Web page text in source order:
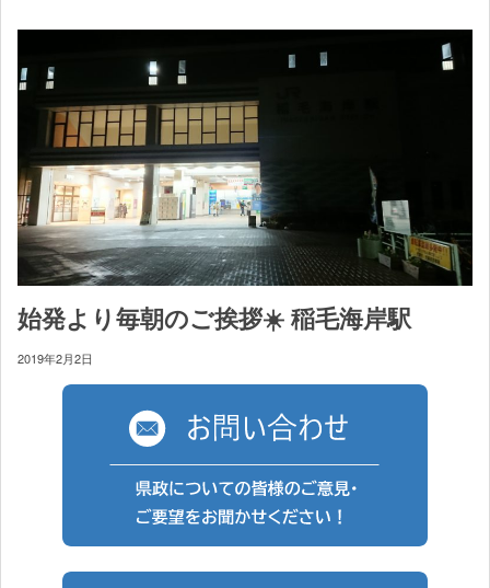
始発より毎朝のご挨拶☀️ 稲毛海岸駅
2019年2月2日